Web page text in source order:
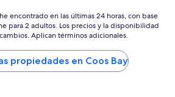
encontrado en las últimas 24 horas, con base
para 2 adultos. Los precios y la disponibilidad
Aplican términos adicionales.
propiedades en Coos Bay